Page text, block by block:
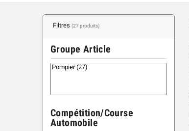
Filtres (27 produits)
Groupe Article
Compétition/Course
Automobile